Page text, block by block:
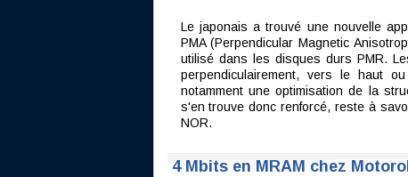
Le japonais a trouvé une nouvelle
PMA (Perpendicular Magnetic
utilisé dans les disques durs PMR.
perpendiculairement, vers le haut
notamment une optimisation de la
s'en trouve donc renforcé, reste à
NOR.
4 Mbits en MRAM chez